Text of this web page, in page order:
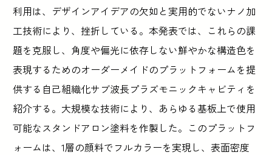
利用は、デザインアイデアの欠如と実用的でないナノ加
工技術により、挫折している。本発表では、これらの課
題を克服し、角度や偏光に依存しない鮮やかな構造色を
表現するためのオーダーメイドのプラットフォームを提
供する自己組織化サブ波長プラズモニックキャビティを
紹介する。大規模な技術により、あらゆる基板上で使用
可能なスタンドアロン塗料を作製した。このプラットフ
ォームは、1層の顔料でフルカラーを実現し、表面密度